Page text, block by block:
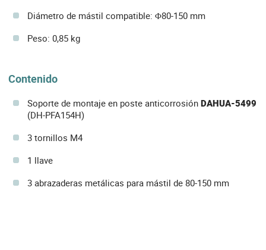
Diámetro de mástil compatible: Φ80-150 mm
Peso: 0,85 kg
Contenido
Soporte de montaje en poste anticorrosión DAHUA-5499
(DH-PFA154H)
3 tornillos M4
1 llave
3 abrazaderas metálicas para mástil de 80-150 mm